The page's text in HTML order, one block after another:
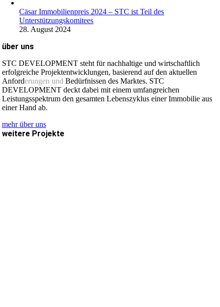
Cäsar Immobilienpreis 2024 – STC ist Teil des
Unterstützungskomitees
28. August 2024
über uns
STC DEVELOPMENT steht für nachhaltige und wirtschaftlich
erfolgreiche Projektentwicklungen, basierend auf den aktuellen
Anforderungen und Bedürfnissen des Marktes. STC
DEVELOPMENT deckt dabei mit einem umfangreichen
Leistungsspektrum den gesamten Lebenszyklus einer Immobilie aus
einer Hand ab.
mehr über uns
weitere Projekte